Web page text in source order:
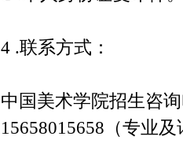
4 .联系方式：
中国美术学院招生咨
15658015658（专业